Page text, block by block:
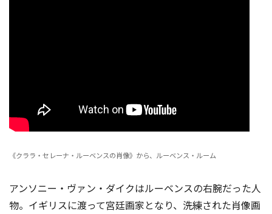
《クララ・セレーナ・ルーベンスの肖像》から、ルーベンス・ルーム
アンソニー・ヴァン・ダイクはルーベンスの右腕だった人
物。イギリスに渡って宮廷画家となり、洗練された肖像画